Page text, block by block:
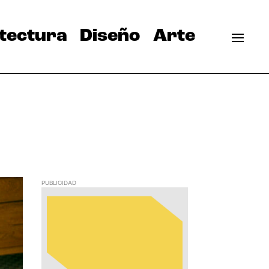
Diseño Arte
PUBLICIDAD